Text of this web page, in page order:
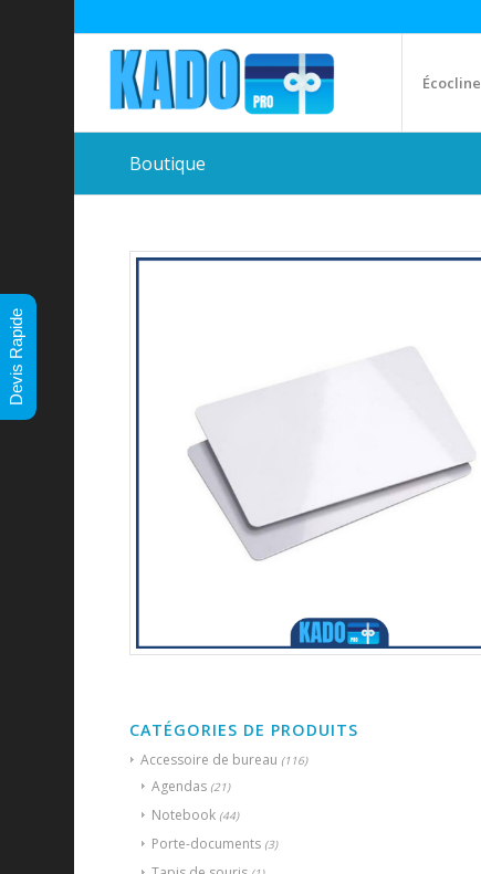
Écocline
Boutique
CATÉGORIES DE PRODUITS
Accessoire de bureau (116)
Agendas (21)
Notebook (44)
Porte-documents (3)
Devis Rapide